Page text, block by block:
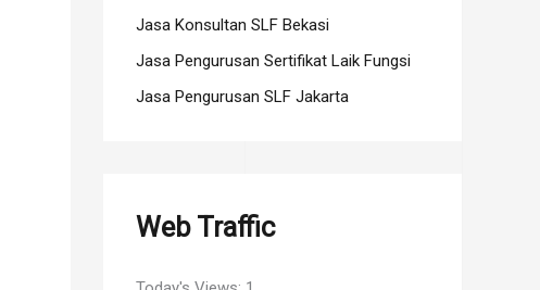
Jasa Konsultan SLF Bekasi
Jasa Pengurusan Sertifikat Laik Fungsi
Jasa Pengurusan SLF Jakarta
Web Traffic